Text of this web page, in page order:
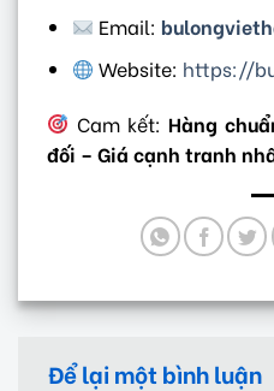
Email:
Website: https://
Cam kết:Hàng
đối – Giá cạnh tranh
Để lại một bình luận